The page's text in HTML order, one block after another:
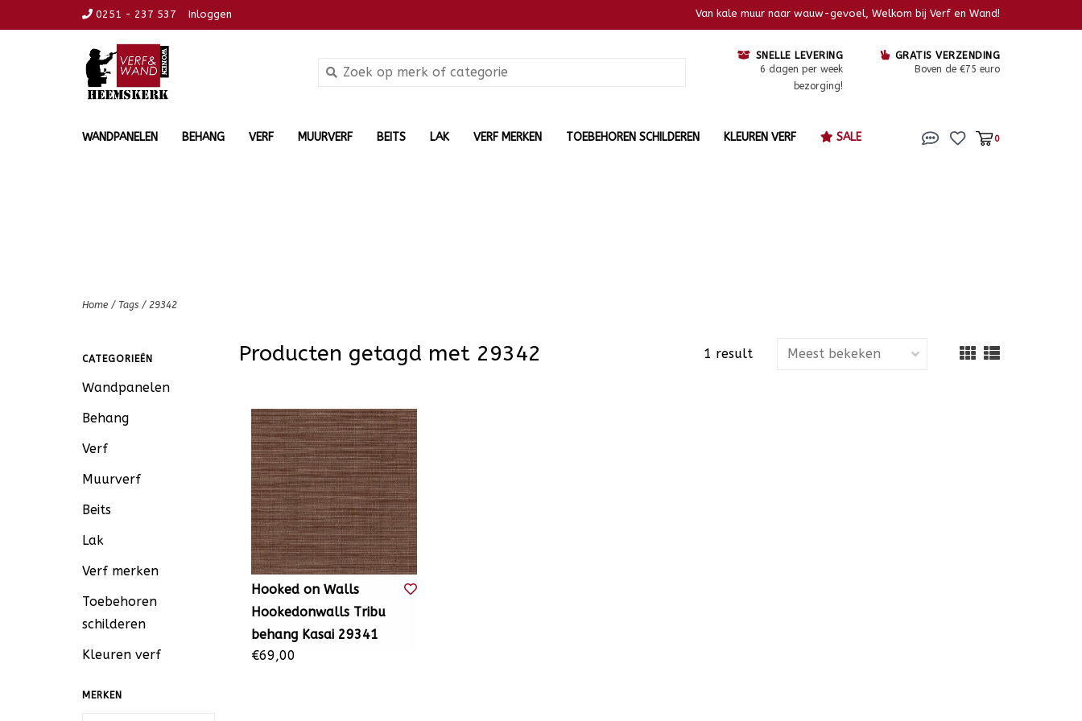
0251 - 237 537 Inloggen Van kale muur naar wauw-gevoel, Welkom bij Verf en Wand!
SNELLE LEVERING
6 dagen per week
bezorging!
GRATIS VERZENDING
Boven de €75 euro
WANDPANELEN BEHANG VERF MUURVERF BEITS LAK VERF MERKEN TOEBEHOREN SCHILDEREN KLEUREN VERF SALE 0
Home / Tags / 29342
CATEGORIEËN
Wandpanelen
Behang
Verf
Muurverf
Beits
Lak
Verf merken
Toebehoren
schilderen
Kleuren verf
MERKEN
Producten getagd met 29342 1 result
Hooked on Walls
Hookedonwalls Tribu
behang Kasai 29341
€69,00